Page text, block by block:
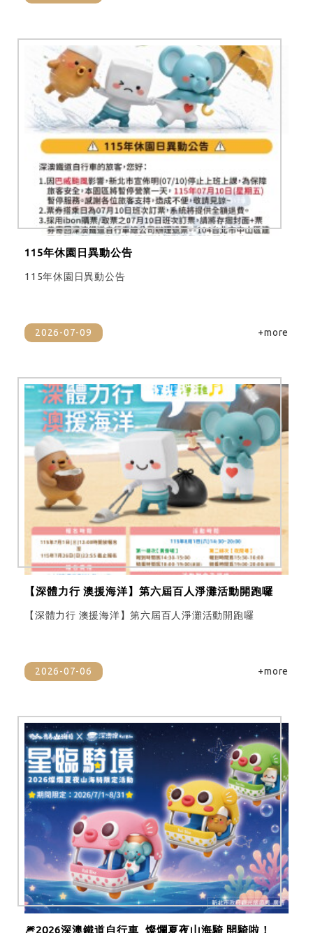
115年休園日異動公告
115年休園日異動公告
2026-07-09 +more
【深體力行 澳援海洋】第六屆百人淨灘活動開跑囉
【深體力行 澳援海洋】第六屆百人淨灘活動開跑囉
2026-07-06 +more
🎆2026深澳鐵道自行車_燦爛夏夜山海騎 開騎啦！